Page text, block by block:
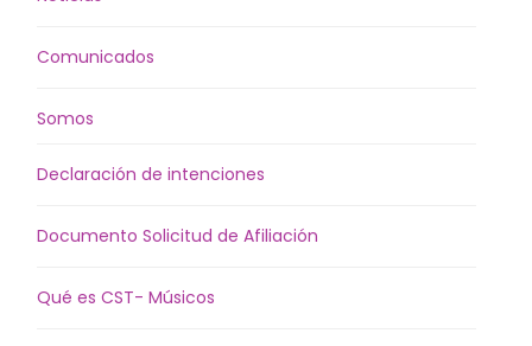
Comunicados
Somos
Declaración de intenciones
Documento Solicitud de Afiliación
Qué es CST- Músicos